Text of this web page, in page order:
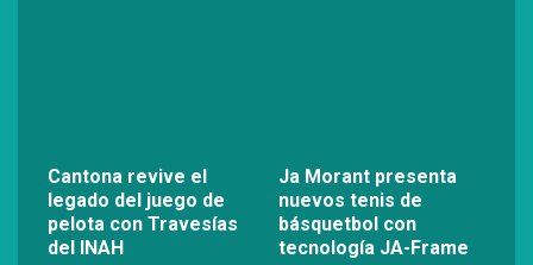
Cantona revive el
legado del juego de
pelota con Travesías
del INAH
Ja Morant presenta
nuevos tenis de
básquetbol con
tecnología JA-Frame